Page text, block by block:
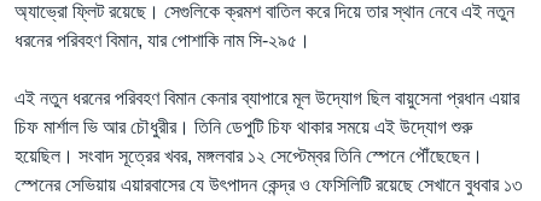
অ্যাভ্রো ফ্লিট রয়েছে। সেগুলিকে ক্রমশ বাতিল করে দিয়ে তার স্থান নেবে এই নতুন
ধরনের পরিবহণ বিমান, যার পোশাকি নাম সি-২৯৫।
এই নতুন ধরনের পরিবহণ বিমান কেনার ব্যাপারে মূল উদ্যোগ ছিল বায়ুসেনা প্রধান এয়ার
চিফ মার্শাল ভি আর চৌধুরীর। তিনি ডেপুটি চিফ থাকার সময়ে এই উদ্যোগ শুরু
হয়েছিল। সংবাদ সূত্রের খবর, মঙ্গলবার ১২ সেপ্টেম্বর তিনি স্পেনে পৌঁছেছেন।
স্পেনের সেভিয়ায় এয়ারবাসের যে উৎপাদন কেন্দ্র ও ফেসিলিটি রয়েছে সেখানে বুধবার ১৩